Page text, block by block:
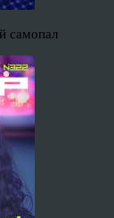
самопал